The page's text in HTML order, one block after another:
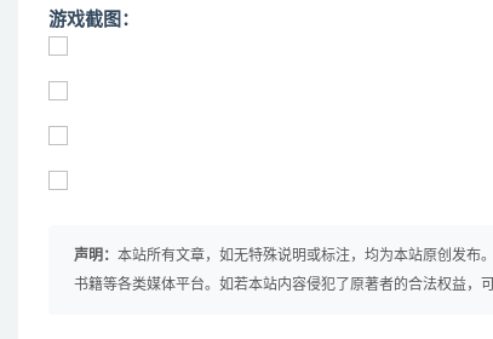
游戏截图：
声明： 本站所有文章，如无特殊说明或标注，均为本站原创发布
书籍等各类媒体平台。如若本站内容侵犯了原著者的合法权益，